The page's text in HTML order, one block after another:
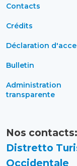
Contacts
Crédits
Déclaration
Bulletin
Administration
transparente
Nos contacts:
Distretto
Occidentale